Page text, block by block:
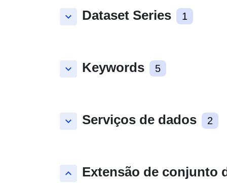
keyboard_arrow_down Dataset Series 1
keyboard_arrow_down Keywords 5
keyboard_arrow_down Serviços de dados 2
keyboard_arrow_up Extensão de conjunto